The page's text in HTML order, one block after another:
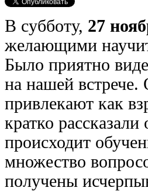
В субботу, 27
желающими
Было приятно
на нашей встрече.
привлекают как
кратко
происходит
множество
получены